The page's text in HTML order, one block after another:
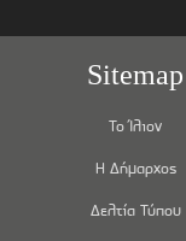
Sitemap
Το Ίλιον
Η Δήμαρχος
Δελτία Τύπου